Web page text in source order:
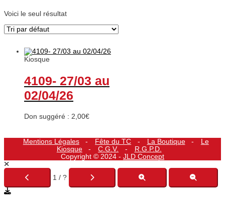
Voici le seul résultat
Kiosque
4109- 27/03 au
02/04/26
Don suggéré : 2,00€
Mentions Légales Fête du TC La Boutique
Le
Kiosque
C.G.V.
R.G.P.D.
Copyright © 2024 - JLD Concept
1 / ?